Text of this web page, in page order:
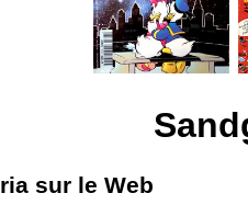
sur le Web